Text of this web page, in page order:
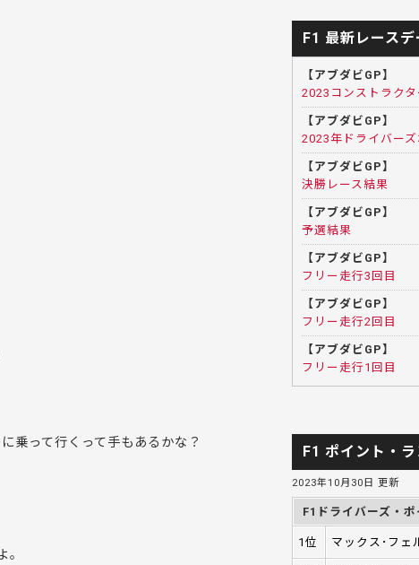
に乗って行くって手もあるかな？
。
F1 最新レースデ
【アブダビGP】
2023コンストラク
【アブダビGP】
2023年ドライバー
【アブダビGP】
決勝レース結果
【アブダビGP】
予選結果
【アブダビGP】
フリー走行3回目
【アブダビGP】
フリー走行2回目
【アブダビGP】
フリー走行1回目
F1 ポイント・
2023年10月30日 更新
F1ドライバーズ・ポ
1位 マックス･フェ